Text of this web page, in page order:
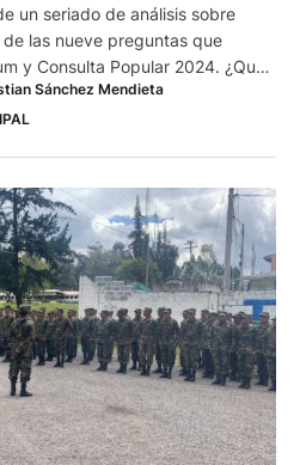
un seriado de análisis sobre
las nueve preguntas que
y Consulta Popular 2024. ¿Qué
de la consulta? ¿Está usted de
de judicaturas especializadas
Sánchez Mendieta